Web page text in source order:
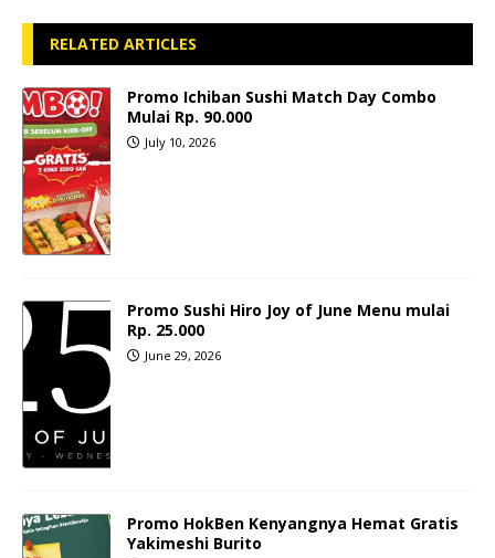
RELATED ARTICLES
Promo Ichiban Sushi Match Day Combo
Mulai Rp. 90.000
July 10, 2026
Promo Sushi Hiro Joy of June Menu mulai
Rp. 25.000
June 29, 2026
Promo HokBen Kenyangnya Hemat Gratis
Yakimeshi Burito